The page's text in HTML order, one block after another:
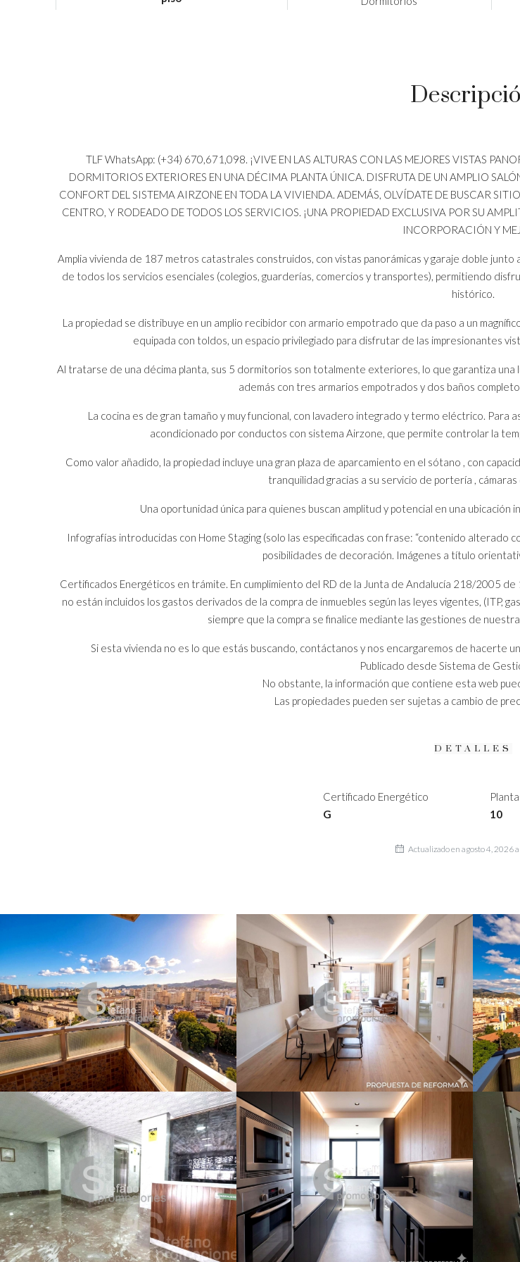
TLF WhatsApp: (+34) 670,671,098. ¡VIVE EN LAS ALTURAS CON LAS MEJORES VISTAS
DORMITORIOS EXTERIORES EN UNA DÉCIMA PLANTA ÚNICA. DISFRUTA DE UN AMPLIO
CONFORT DEL SISTEMA AIRZONE EN TODA LA VIVIENDA. ADEMÁS, OLVÍDATE DE BUSCAR
CENTRO, Y RODEADO DE TODOS LOS SERVICIOS. ¡UNA PROPIEDAD EXCLUSIVA POR SU
INCORPORACIÓN Y
Amplia vivienda de 187 metros catastrales construidos, con vistas panorámicas y garaje doble
de todos los servicios esenciales (colegios, guarderías, comercios y transportes), permitiendo
histórico.
La propiedad se distribuye en un amplio recibidor con armario empotrado que da paso a un
equipada con toldos, un espacio privilegiado para disfrutar de las impresionantes
Al tratarse de una décima planta, sus 5 dormitorios son totalmente exteriores, lo que garantiza una
además con tres armarios empotrados y dos baños
La cocina es de gran tamaño y muy funcional, con lavadero integrado y termo eléctrico. Para
acondicionado por conductos con sistema Airzone, que permite controlar la
Como valor añadido, la propiedad incluye una gran plaza de aparcamiento en el sótano , con
tranquilidad gracias a su servicio de portería ,
Una oportunidad única para quienes buscan amplitud y potencial en una
Infografías introducidas con Home Staging (solo las especificadas con frase: “contenido alterado
posibilidades de decoración. Imágenes a título
Certificados Energéticos en trámite. En cumplimiento del RD de la Junta de Andalucía 218/2005
no están incluidos los gastos derivados de la compra de inmuebles según las leyes vigentes, (ITP,
siempre que la compra se finalice mediante las gestiones de
Si esta vivienda no es lo que estás buscando, contáctanos y nos encargaremos de hacerte
Publicado desde Sistema de
No obstante, la información que contiene esta web
Las propiedades pueden ser sujetas a cambio de
DETALLES
Certificado Energético
G
10
Actualizado en agosto 4, 2026